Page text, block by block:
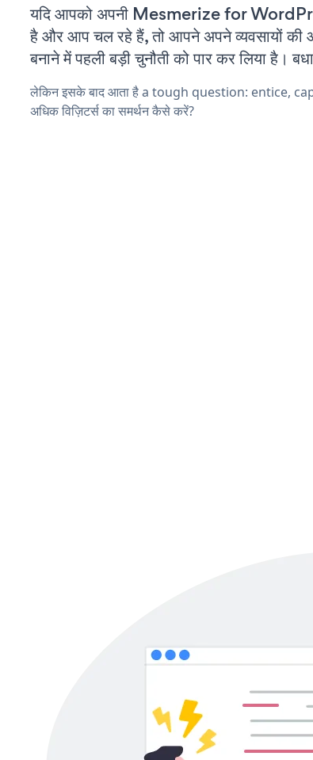
यदि आपको अपनी Mesmerize for
है और आप चल रहे हैं, तो आपने अपने व्यवसायों की
बनाने में पहली बड़ी चुनौती को पार कर लिया है।
लेकिन इसके बाद आता है a tough question: entice,
अधिक विज़िटर्स का समर्थन कैसे करें?